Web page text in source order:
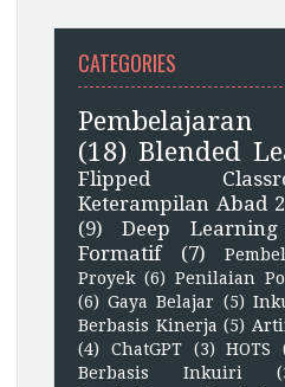
CATEGORIES
Pembelajaran
(18) Blended
Flipped
Keterampilan Abad
(9)
Deep Learning
Formatif
(7)
Proyek (6) Penilaian
(6) Gaya Belajar (5)
Berbasis Kinerja (5)
(4)
ChatGPT (3) HOTS
Berbasis Inkuiri